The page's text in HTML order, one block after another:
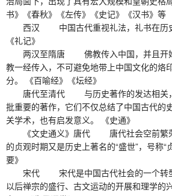
书》《春秋》《左传》《史记》《汉书》等
西汉 中国古代重视礼法，礼书在历史
《礼记》
两汉至隋唐 佛教传入中国，并且开始
教一经传入，不可避免地带上中国文化的烙
分。 《百喻经》《坛经》
唐代至清代 与历史著作的发达相关，
批重要的著作，它们不仅总结了中国古代的
关学术，也有启发意义。 《史通》
《文史通义》唐代 唐代社会空前繁荣
的贞观时期又是历史上著名的“盛世”，号称“
要》
宋代 宋代是中国古代社会的一个转型
以后禅宗的盛行、古文运动的开展和理学的